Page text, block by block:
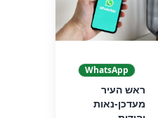
WhatsApp
ראש העיר
מעדכן-נאות